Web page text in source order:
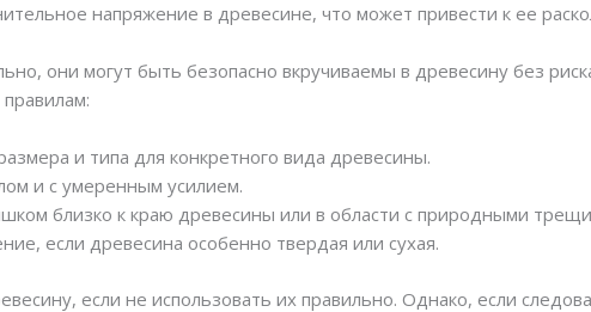
напряжение в древесине, что может привести к ее
они могут быть безопасно вкручиваемы в древесину без
и типа для конкретного вида древесины.
и с умеренным усилием.
близко к краю древесины или в области с природными
если древесина особенно твердая или сухая.
если не использовать их правильно. Однако, если